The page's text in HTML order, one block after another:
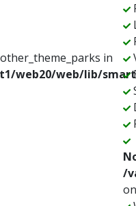
in
web/lib/
/